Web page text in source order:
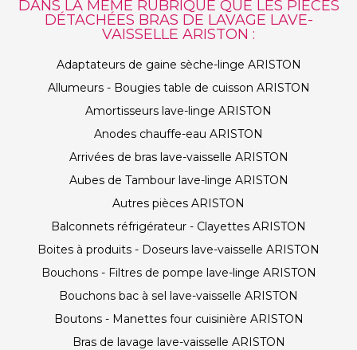
DANS LA MÊME RUBRIQUE QUE LES PIÈCES
DÉTACHÉES BRAS DE LAVAGE LAVE-
VAISSELLE ARISTON :
Adaptateurs de gaine sèche-linge ARISTON
Allumeurs - Bougies table de cuisson ARISTON
Amortisseurs lave-linge ARISTON
Anodes chauffe-eau ARISTON
Arrivées de bras lave-vaisselle ARISTON
Aubes de Tambour lave-linge ARISTON
Autres pièces ARISTON
Balconnets réfrigérateur - Clayettes ARISTON
Boites à produits - Doseurs lave-vaisselle ARISTON
Bouchons - Filtres de pompe lave-linge ARISTON
Bouchons bac à sel lave-vaisselle ARISTON
Boutons - Manettes four cuisinière ARISTON
Bras de lavage lave-vaisselle ARISTON